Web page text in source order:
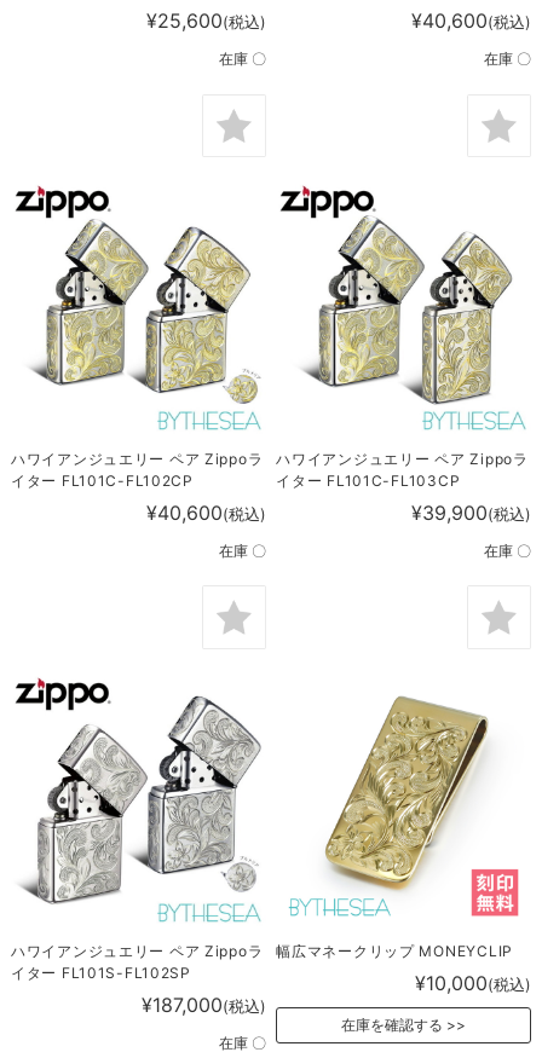
¥25,600(税込)
在庫 〇
¥40,600(税込)
在庫 〇
ハワイアンジュエリー ペア Zippoラ
イター FL101C-FL102CP
¥40,600(税込)
在庫 〇
ハワイアンジュエリー ペア Zippoラ
イター FL101C-FL103CP
¥39,900(税込)
在庫 〇
ハワイアンジュエリー ペア Zippoラ
イター FL101S-FL102SP
¥187,000(税込)
在庫 〇
幅広マネークリップ MONEYCLIP
¥10,000(税込)
在庫を確認する